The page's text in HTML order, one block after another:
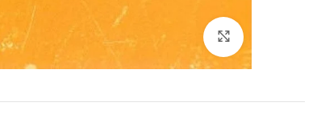
إضغط للتكبير